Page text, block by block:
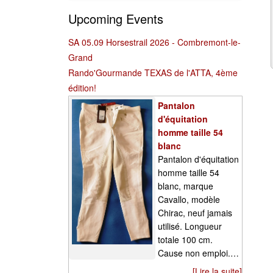
Upcoming Events
SA 05.09 Horsestrail 2026 - Combremont-le-
Grand
Rando'Gourmande TEXAS de l'ATTA, 4ème
édition!
Pantalon
d'équitation
homme taille 54
blanc
Pantalon d'équitation
homme taille 54
blanc, marque
Cavallo, modèle
Chirac, neuf jamais
utilisé. Longueur
totale 100 cm.
Cause non emploi.…